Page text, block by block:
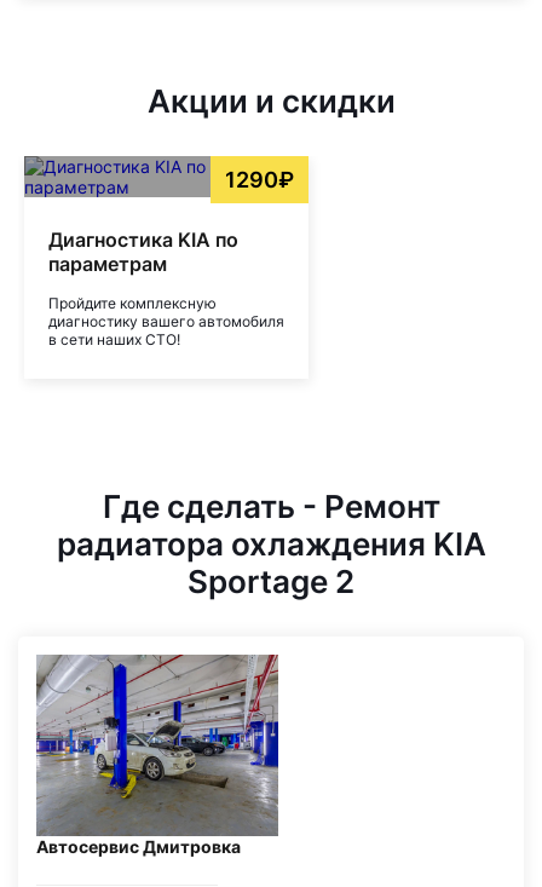
Акции и скидки
1290₽
Диагностика KIA по
параметрам
Пройдите комплексную
диагностику вашего автомобиля
в сети наших СТО!
Где сделать - Ремонт
радиатора охлаждения KIA
Sportage 2
Автосервис Дмитровка